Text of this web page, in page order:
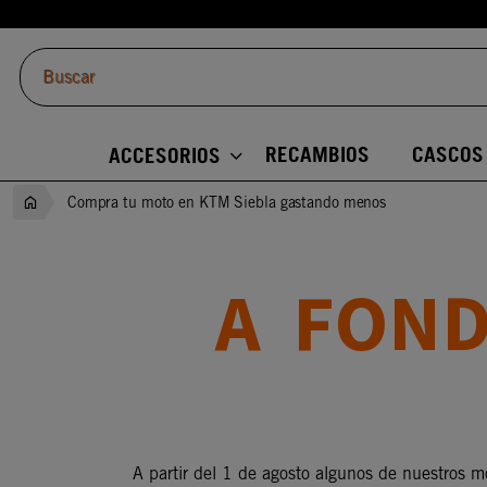
ACCESORIOS RECAMBIOS CASCOS
Compra tu moto en KTM Siebla gastando menos
A
A partir del 1 de agosto algunos de nuestros